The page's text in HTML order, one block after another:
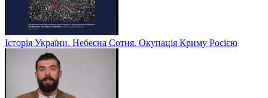
Історія України. Небесна Сотня. Окупація Криму Росією